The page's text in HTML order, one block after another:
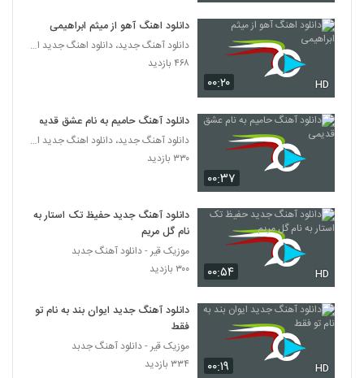
3936
موزیک زیبای قلبم دست تو افتاد از مجتبی شاه
دانلود آهنگ نبینمت از سعید ساویش
۳۲۴ بازدید
دانلود آهنگ حسرت از علیرضا تاج الدینی
3939
موزیک زیبای وقتی از تو مینویسم از هومن
مرادخانی
علیرضا سلیمی آهنگ تمومه
3941
مهدی جوبنی آهنگ هی تو
۳۲۶ بازدید
۰۰:۲۰ HD
دانلود اهنگ آهو از میثم ابراهیمی
دانلود آهنگ جدید، دانلود اهنگ جدید ایرانی
۴۶۸ بازدید
۰۰:۳۷
دانلود آهنگ حامیم به نام عشق قدیمی
دانلود آهنگ جدید، دانلود اهنگ جدید ایرانی
۳۳۰ بازدید
۰۰:۵۴ HD
دانلود آهنگ جدید حفیظ تک استار به
نام گل مریم
موزیک قیر - دانلود آهنگ جدبد
۳۰۰ بازدید
۰۰:۱۹ HD
دانلود آهنگ جدید ایوان بند به نام تو
فقط
موزیک قیر - دانلود آهنگ جدبد
۳۳۴ بازدید